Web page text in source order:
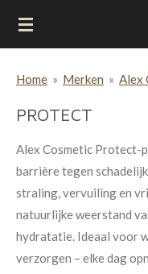
Ga
deHome » Merken » Alex
PROTECT
Alex Cosmetic Protect-
barrière tegen
straling, vervuiling en
natuurlijke weerstand
hydratatie. Ideaal voor
verzorgen – elke dag